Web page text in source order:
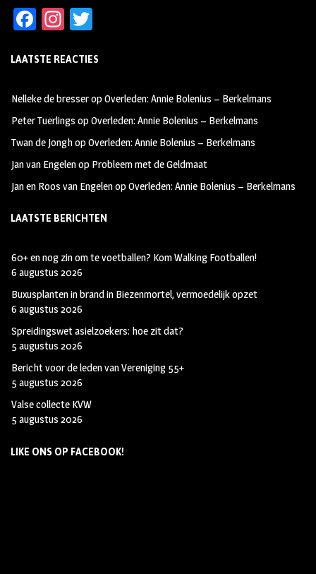
Fa
b
oo
k
In
ag
m
tt
LAATSTE REACTIES
Nelleke de bresseropOverleden: Annie Bolenius – Berkelmans
Peter Tuerlings opOverleden: Annie Bolenius – Berkelmans
Twan de JonghopOverleden: Annie Bolenius – Berkelmans
Jan van Engelenop Probleem met de Geldmaat
Jan en Roos van EngelenopOverleden: Annie Bolenius – Berkelmans
LAATSTE BERICHTEN
60+ en nog zin om te voetballen? Kom Walking Footballen!
6 augustus 2026
Buxusplanten in brand in Biezenmortel, vermoedelijk opzet
6 augustus 2026
Spreidingswet asielzoekers: hoe zit dat?
5 augustus 2026
Bericht voor de leden van Vereniging 55+
5 augustus 2026
Valse collecte KVW
5 augustus 2026
LIKE ONS OP FACEBOOK!